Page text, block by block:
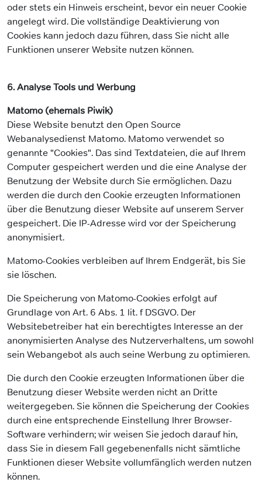
oder stets ein Hinweis erscheint, bevor ein neuer Cookie
angelegt wird. Die vollständige Deaktivierung von
Cookies kann jedoch dazu führen, dass Sie nicht alle
Funktionen unserer Website nutzen können.
6. Analyse Tools und Werbung
Matomo (ehemals Piwik)
Diese Website benutzt den Open Source
Webanalysedienst Matomo. Matomo verwendet so
genannte "Cookies". Das sind Textdateien, die auf Ihrem
Computer gespeichert werden und die eine Analyse der
Benutzung der Website durch Sie ermöglichen. Dazu
werden die durch den Cookie erzeugten Informationen
über die Benutzung dieser Website auf unserem Server
gespeichert. Die IP-Adresse wird vor der Speicherung
anonymisiert.
Matomo-Cookies verbleiben auf Ihrem Endgerät, bis Sie
sie löschen.
Die Speicherung von Matomo-Cookies erfolgt auf
Grundlage von Art. 6 Abs. 1 lit. f DSGVO. Der
Websitebetreiber hat ein berechtigtes Interesse an der
anonymisierten Analyse des Nutzerverhaltens, um sowohl
sein Webangebot als auch seine Werbung zu optimieren.
Die durch den Cookie erzeugten Informationen über die
Benutzung dieser Website werden nicht an Dritte
weitergegeben. Sie können die Speicherung der Cookies
durch eine entsprechende Einstellung Ihrer Browser-
Software verhindern; wir weisen Sie jedoch darauf hin,
dass Sie in diesem Fall gegebenenfalls nicht sämtliche
Funktionen dieser Website vollumfänglich werden nutzen
können.